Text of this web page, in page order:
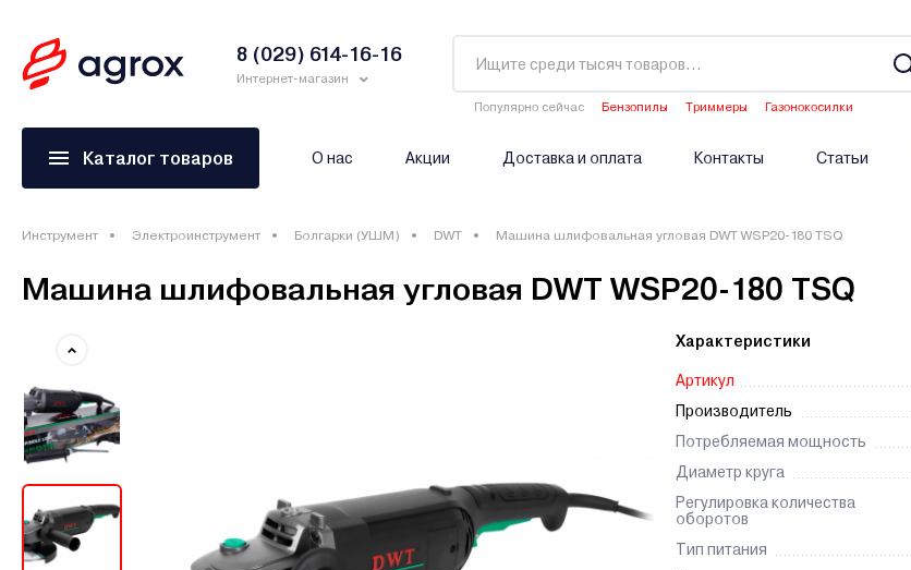
8 (029) 614-16-16
Интернет-магазин
Популярно сейчас Бензопилы Триммеры
Газонокосилки
Каталог товаров О нас Акции Доставка и оплата Контакты Статьи
Инструмент Электроинструмент Болгарки (УШМ) DWT Машина шлифовальная угловая DWT WSP20-180 TSQ
Машина шлифовальная угловая DWT WSP20-180 TSQ
Характеристики
Артикул
Производитель
Потребляемая мощность
Диаметр круга
Регулировка количества
оборотов
Тип питания